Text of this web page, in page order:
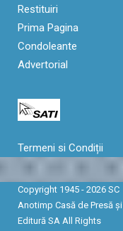
Restituiri
Prima Pagina
Condoleante
Advertorial
Termeni si Condiții
Copyright 1945 - 2026 SC
Anotimp Casă de Presă şi
Editură SA All Rights